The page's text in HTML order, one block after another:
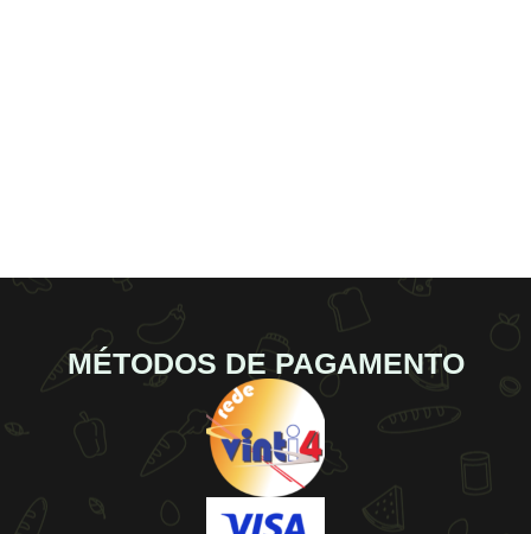
MÉTODOS DE PAGAMENTO